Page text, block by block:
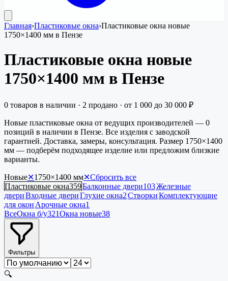
Главная›Пластиковые окна›Пластиковые окна новые
1750×1400 мм в Пензе
Пластиковые окна новые
1750×1400 мм в Пензе
0 товаров в наличии · 2 продано · от 1 000 до 30 000 ₽
Новые пластиковые окна от ведущих производителей — 0
позиций в наличии в Пензе. Все изделия с заводской
гарантией. Доставка, замеры, консультация. Размер 1750×1400
мм — подберём подходящее изделие или предложим близкие
варианты.
Новые✕1750×1400 мм✕Сбросить все
Пластиковые окна359Балконные двери103Железные
двериВходные двериГлухие окна2СтворкиКомплектующие
для окон Арочные окна1
ВсеОкна б/у321Окна новые38
Фильтры
🔍